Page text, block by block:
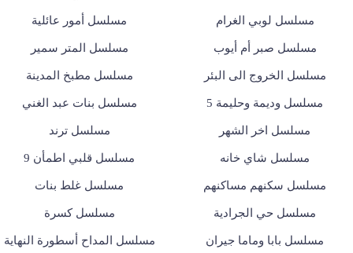
مسلسل لوبي الغرام مسلسل أمور عائلية
مسلسل صبر أم أيوب مسلسل المتر سمير
مسلسل الخروج الى البئر مسلسل مطبخ المدينة
مسلسل وديمة وحليمة 5 مسلسل بنات عبد الغني
مسلسل اخر الشهر مسلسل ترند
مسلسل شاي خانه مسلسل قلبي اطمأن 9
مسلسل سكنهم مساكنهم مسلسل غلط بنات
مسلسل حي الجرادية مسلسل كسرة
مسلسل بابا وماما جيران مسلسل المداح أسطورة النهاية